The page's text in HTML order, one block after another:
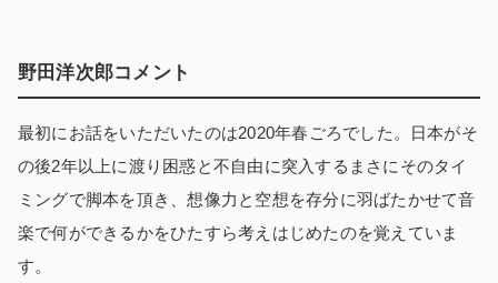
野田洋次郎コメント
最初にお話をいただいたのは2020年春ごろでした。日本がそ
の後2年以上に渡り困惑と不自由に突入するまさにそのタイ
ミングで脚本を頂き、想像力と空想を存分に羽ばたかせて音
楽で何ができるかをひたすら考えはじめたのを覚えていま
す。